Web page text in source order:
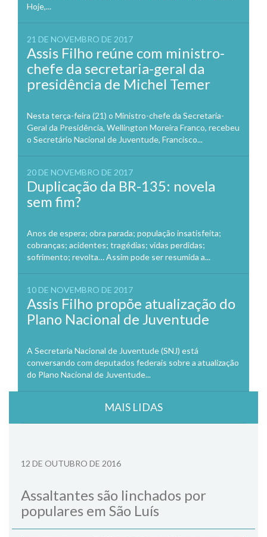
Hoje,...
21 DE NOVEMBRO DE 2017
Assis Filho reúne com ministro-
chefe da secretaria-geral da
presidência de Michel Temer
Nesta terça-feira (21) o Ministro-chefe da Secretaria-
Geral da Presidência, Wellington Moreira Franco, recebeu
o Secretário Nacional de Juventude, Francisco...
20 DE NOVEMBRO DE 2017
Duplicação da BR-135: novela
sem fim?
Anos de espera; obra parada; população insatisfeita;
cobranças; acidentes; tragédias; vidas perdidas;
sofrimento; revolta… Assim pode ser resumida a...
10 DE NOVEMBRO DE 2017
Assis Filho propõe atualização do
Plano Nacional de Juventude
A Secretaria Nacional de Juventude (SNJ) está
conversando com deputados federais sobre a atualização
do Plano Nacional de Juventude...
MAIS LIDAS
12 DE OUTUBRO DE 2016
Assaltantes são linchados por
populares em São Luís